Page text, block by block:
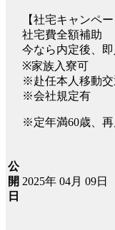
【社宅キャンペー
社宅費全額補助
今なら内定後、
※家族入寮可
※赴任本人移動交
※会社規定有
※定年満60歳、
公
開
日
2025年 04月 09日